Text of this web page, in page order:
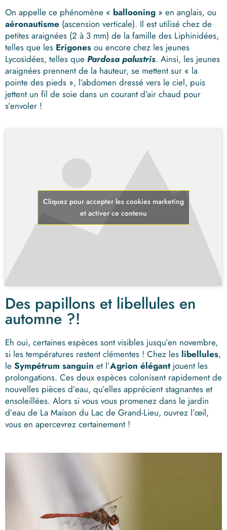
On appelle ce phénomène « ballooning » en anglais, ou
aéronautisme (ascension verticale). Il est utilisé chez de
petites araignées (2 à 3 mm) de la famille des Liphinidées,
telles que les Erigones ou encore chez les jeunes
Lycosidées, telles que Pardosa palustris. Ainsi, les jeunes
araignées prennent de la hauteur, se mettent sur « la
pointe des pieds », l’abdomen dressé vers le ciel, puis
jettent un fil de soie dans un courant d’air chaud pour
s’envoler !
Cliquez pour accepter les cookies marketing
et activer ce contenu
Des papillons et libellules en
automne ?!
Eh oui, certaines espèces sont visibles jusqu’en novembre,
si les températures restent clémentes ! Chez les libellules,
le Sympétrum sanguin et l’Agrion élégant jouent les
prolongations. Ces deux espèces colonisent rapidement de
nouvelles pièces d’eau, qu’elles apprécient stagnantes et
ensoleillées. Alors si vous vous promenez dans le jardin
d’eau de La Maison du Lac de Grand-Lieu, ouvrez l’œil,
vous en apercevrez certainement !